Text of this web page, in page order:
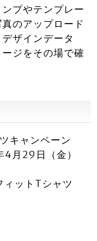
プやテンプレー
のアップロード
ザインデータ
ジをその場で確
キャンペーン
4月29日（金）
ィットTシャツ